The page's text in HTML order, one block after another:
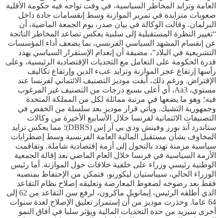
العامة وتزايد المخاطر السياسية، في وقت تواجه فيه حكومة الأقلية
صعوبات متزايدة في تمرير الموازنة وسط إنقسامات حادة داخل
البرلمان. وقالت الوكالة في بيان صدر، يوم الجمعة الماضية، أن
“تغيير النظرة المستقبلية إلى سلبية يعكس تصاعد المخاطر الناتجة
عن إنقسام المشهد السياسي الفرنسي، بما يضعف أداء المؤسسات
التشريعية في البلاد”، مضيفة أن إنعدام الإستقرار السياسي يهدد
قدرة الحكومة على التعامل مع التحديات الإقتصادية الرئيسية، وعلى
رأسها إرتفاع عجز الموازنة وتزايد عبء الدين وإرتفاع تكاليف
الإقتراض. ورغم ذلك، أبقت موديز التصنيف الائتماني لفرنسا عند
مستوي، Aa3، أي أعلى بسبع درجات من التصنيف غير المرغوب
فيه؛ وهو ما يضعها في مرتبة مماثلة لكل من المملكة المتحدة
وجمهورية التشيك. ويأتي قرار موديز بعد سلسلة من الخفض في
التصنيفات الائتمانية لفرنسا خلال الأسابيع الأخيرة من وكالات
ستاندرد آند بورز وفيتش ودي بي آر إس (DBRS)؛ مما يعكس تزايد
المخاوف بشأن مستقبل المالية العامة الفرنسية وسط إضطرابات
سياسية مزمنة تهدد بالتحول إلى أزمة إقتصادية شاملة. وتفاقمت
الأزمة السياسية في فرنسا خلال العام الماضي بعد إقالة الجمعية
الوطنية رئيسي وزراء على خلفية خلافات حول الموازنة. أما رئيس
الوزراء الحالي، سيباستيان ليكورنو، فتمكن من الإحتفاظ بمنصبه
فقط بعد رضوخه لضغوط المعارضة وتعليقه إصلاح نظام التقاعد
الذي أطلقه الرئيس، إيمانويل ماكرون، لرفع سن التقاعد من 62 إلى
64 عاما. وحذرت موديز من أن إستمرار تعليق الإصلاح لعدة سنوات
أخرى سيزيد من حدة التحديات المالية ويؤثر سلبا في آفاق النمو